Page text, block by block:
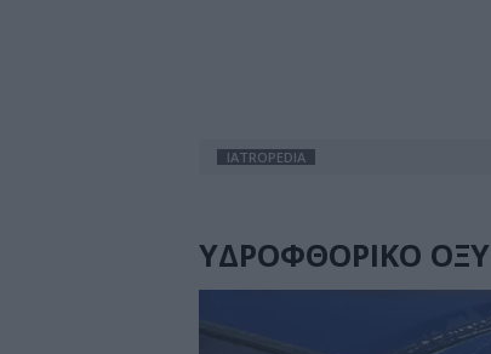
IATROPEDIA
ΥΔΡΟΦΘΟΡΙΚΟ ΟΞΥ